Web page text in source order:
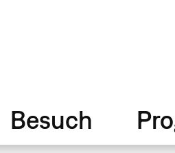
Besuch